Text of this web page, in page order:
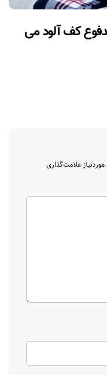
کف آلود می
علامت‌گذاری